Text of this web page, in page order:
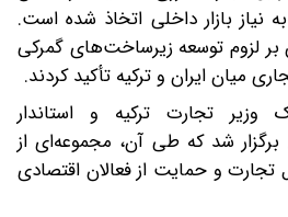
نیاز بازار داخلی اتخاذ شده است.
لزوم توسعه زیرساخت‌های گمرکی
میان ایران و ترکیه تأکید کردند.
وزیر تجارت ترکیه و استاندار
برگزار شد که طی آن، مجموعه‌ای از
تجارت و حمایت از فعالان اقتصادی